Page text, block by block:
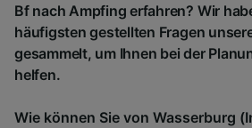
Bf nach Ampfing erfahren? Wir
häufigsten gestellten Fragen
gesammelt, um Ihnen bei der
helfen.
Wie können Sie von Wasserburg